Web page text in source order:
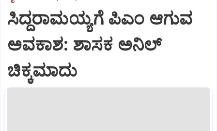
ಸಿದ್ದರಾಮಯ್ಯಗೆ ಪಿಎಂ ಆಗುವ
ಅವಕಾಶ: ಶಾಸಕ ಅನಿಲ್‌
ಚಿಕ್ಕಮಾದು‌